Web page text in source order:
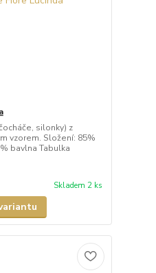
silonky) z
vzorem. Složení: 85%
bavlna Tabulka
Skladem 2 ks